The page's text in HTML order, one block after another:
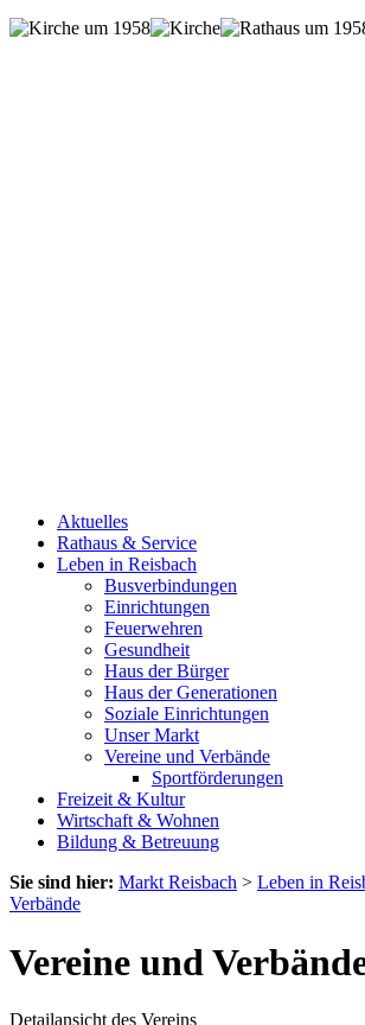
Aktuelles
Rathaus & Service
Leben in Reisbach
Busverbindungen
Einrichtungen
Feuerwehren
Gesundheit
Haus der Bürger
Haus der Generationen
Soziale Einrichtungen
Unser Markt
Vereine und Verbände
Sportförderungen
Freizeit & Kultur
Wirtschaft & Wohnen
Bildung & Betreuung
Sie sind hier: Markt Reisbach > Leben in
Verbände
Vereine und
Detailansicht des Vereins